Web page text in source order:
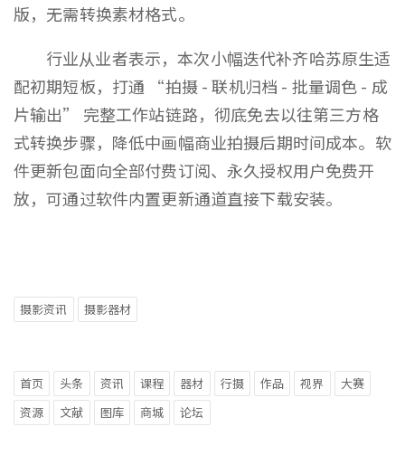
版，无需转换素材格式。
行业从业者表示，本次小幅迭代补齐哈苏原生适
配初期短板，打通 “拍摄 - 联机归档 - 批量调色 - 成
片输出” 完整工作站链路，彻底免去以往第三方格
式转换步骤，降低中画幅商业拍摄后期时间成本。软
件更新包面向全部付费订阅、永久授权用户免费开
放，可通过软件内置更新通道直接下载安装。
摄影资讯 摄影器材
首页 头条 资讯 课程 器材 行摄 作品 视界
大赛
资源
文献 图库 商城 论坛